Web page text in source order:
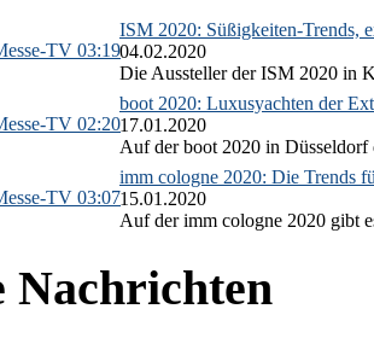
03:19
ISM 2020: Süßigkeiten-Trends,
04.02.2020
Die Aussteller der ISM 2020 in
02:20
boot 2020: Luxusyachten der
17.01.2020
Auf der boot 2020 in Düsseldorf
03:07
imm cologne 2020: Die Trends
15.01.2020
Auf der imm cologne 2020 gibt
Nachrichten